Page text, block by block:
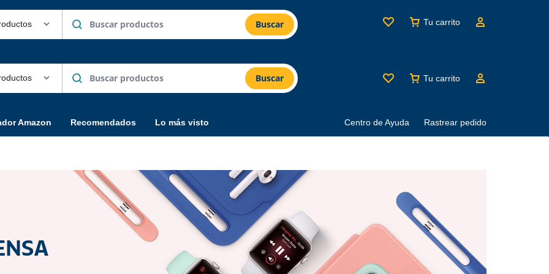
Buscar Tu carrito
Amazon Recomendados Lo más visto Centro de Ayuda Rastrear pedido
Buscar Tu carrito